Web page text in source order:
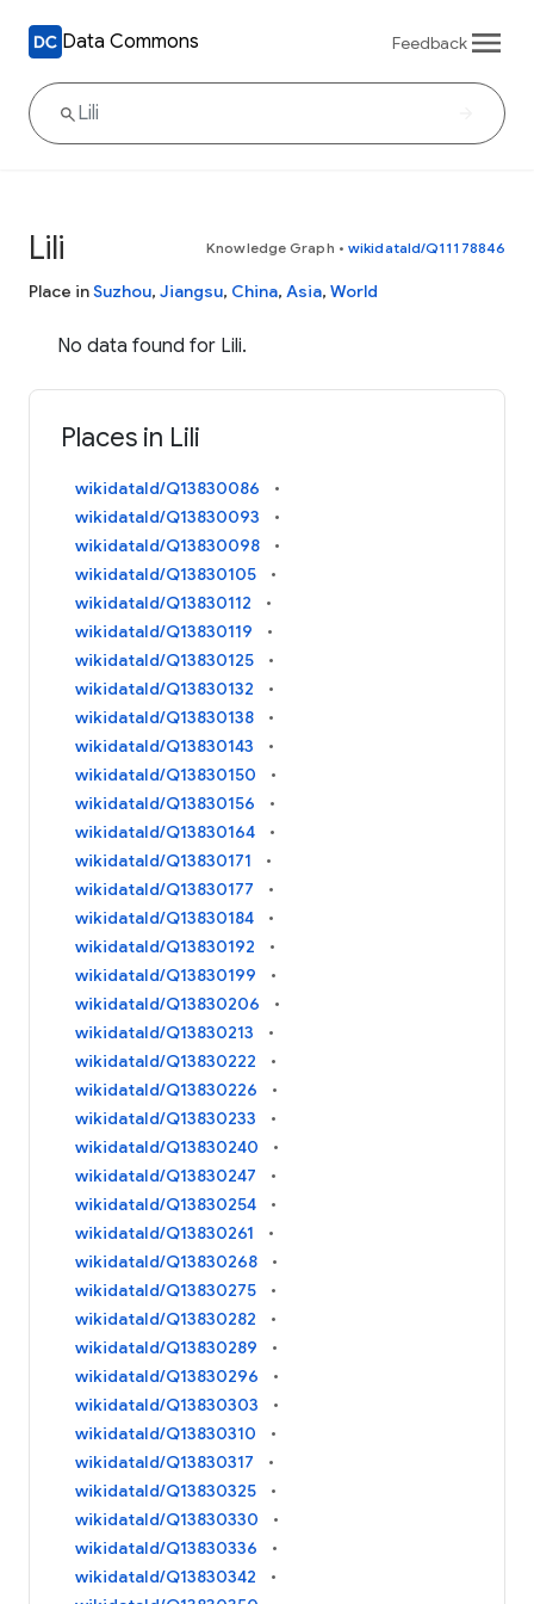
Data Commons Feedback
Lili Knowledge Graph • wikidataId/Q11178846
Place inSuzhou, Jiangsu, China, Asia, World
No data found for Lili.
Places in Lili
wikidataId/Q13830086
wikidataId/Q13830093
wikidataId/Q13830098
wikidataId/Q13830105
wikidataId/Q13830112
wikidataId/Q13830119
wikidataId/Q13830125
wikidataId/Q13830132
wikidataId/Q13830138
wikidataId/Q13830143
wikidataId/Q13830150
wikidataId/Q13830156
wikidataId/Q13830164
wikidataId/Q13830171
wikidataId/Q13830177
wikidataId/Q13830184
wikidataId/Q13830192
wikidataId/Q13830199
wikidataId/Q13830206
wikidataId/Q13830213
wikidataId/Q13830222
wikidataId/Q13830226
wikidataId/Q13830233
wikidataId/Q13830240
wikidataId/Q13830247
wikidataId/Q13830254
wikidataId/Q13830261
wikidataId/Q13830268
wikidataId/Q13830275
wikidataId/Q13830282
wikidataId/Q13830289
wikidataId/Q13830296
wikidataId/Q13830303
wikidataId/Q13830310
wikidataId/Q13830317
wikidataId/Q13830325
wikidataId/Q13830330
wikidataId/Q13830336
wikidataId/Q13830342